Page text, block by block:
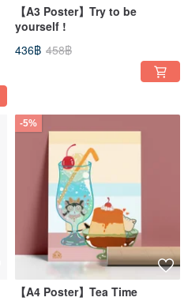
【A3 Poster】Try to be
yourself !
436฿ 458฿
-5%
【A4 Poster】Tea Time